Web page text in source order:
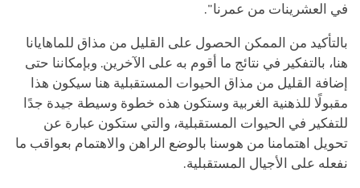
في العشرينات من عمرنا".
بالتأكيد من الممكن الحصول على القليل من مذاق للماهايانا
هنا، بالتفكير في نتائج ما أقوم به على الآخرين. وبإمكاننا حتى
إضافة القليل من مذاق الحيوات المستقبلية هنا سيكون هذا
مقبولًا للذهنية الغربية وستكون هذه خطوة وسيطة جيدة جدًا
للتفكير في الحيوات المستقبلية، والتي ستكون عبارة عن
تحويل اهتمامنا من هوسنا بالوضع الراهن والاهتمام بعواقب ما
نفعله على الأجيال المستقبلية.